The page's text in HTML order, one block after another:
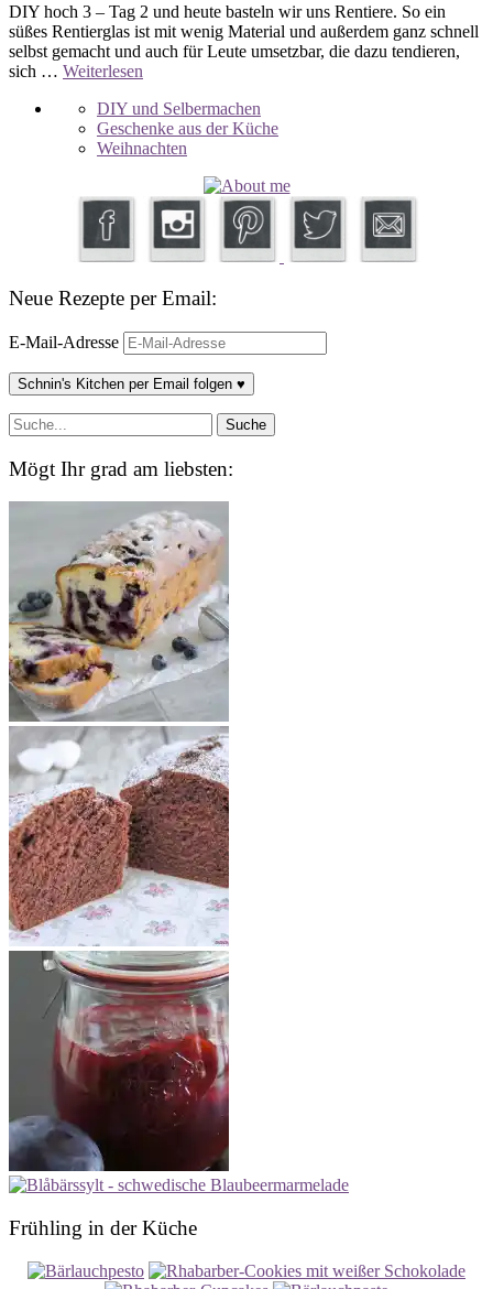
DIY hoch 3 – Tag 2 und heute basteln wir uns Rentiere. So ein
süßes Rentierglas ist mit wenig Material und außerdem ganz schnell
selbst gemacht und auch für Leute umsetzbar, die dazu tendieren,
sich … Weiterlesen
DIY und Selbermachen
Geschenke aus der Küche
Weihnachten
Neue Rezepte per Email:
E-Mail-Adresse
Schnin's Kitchen per Email folgen ♥
Mögt Ihr grad am liebsten:
Frühling in der Küche